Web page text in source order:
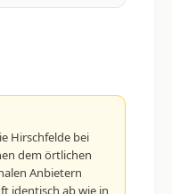
Hirschfelde bei
dem örtlichen
Anbietern
identisch ab wie in